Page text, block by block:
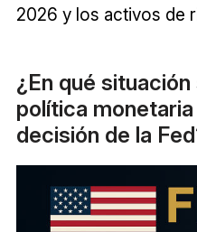
2026 y los activos de
¿En qué
política
decisión de la